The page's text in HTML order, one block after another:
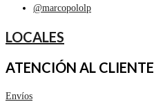
@marcopololp
LOCALES
ATENCIÓN AL CLIENTE
Envíos